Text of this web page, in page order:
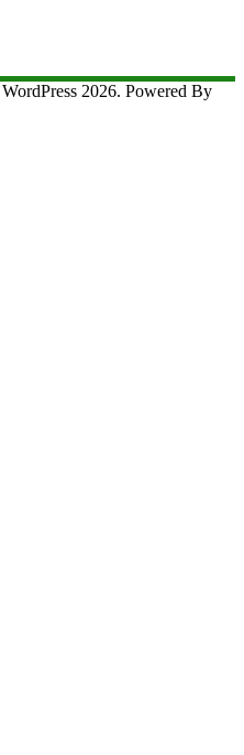
2026. Powered By